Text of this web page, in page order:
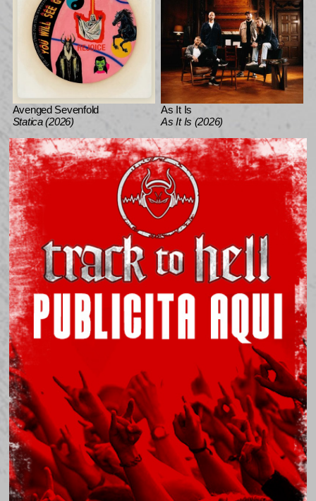
Avenged Sevenfold
Statica (2026)
As It Is
As It Is (2026)